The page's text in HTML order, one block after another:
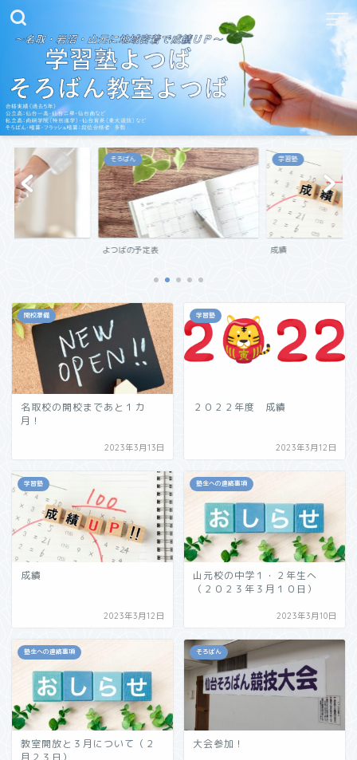
そろばん
よつばの予定表
学習塾
成績
開校準備
名取校の開校まであと１カ
月！
2023年3月13日
学習塾
２０２２年度 成績
2023年3月12日
学習塾
成績
2023年3月12日
塾生への連絡事項
山元校の中学１・２年生へ
（２０２３年３月１０日）
2023年3月10日
塾生への連絡事項
教室開放と３月について（２
月２３日）
そろばん
大会参加！